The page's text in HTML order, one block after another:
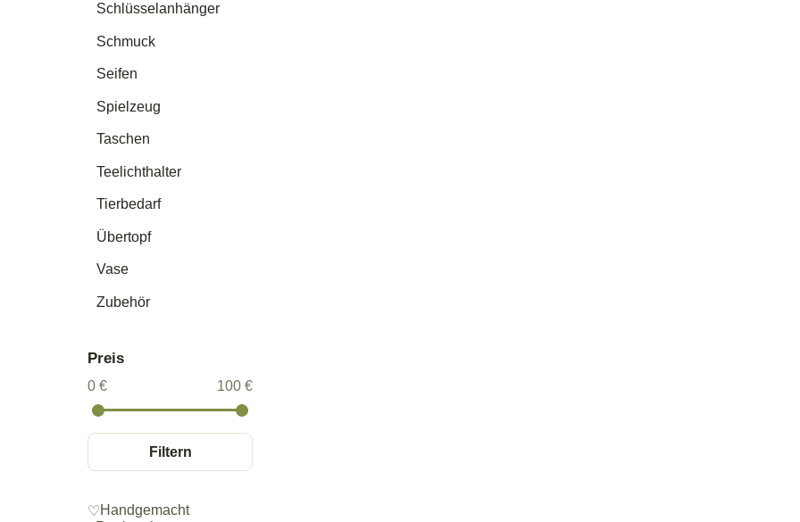
Schlüsselanhänger
Schmuck
Seifen
Spielzeug
Taschen
Teelichthalter
Tierbedarf
Übertopf
Vase
Zubehör
Preis
0 € 100 €
Filtern
♡Handgemacht